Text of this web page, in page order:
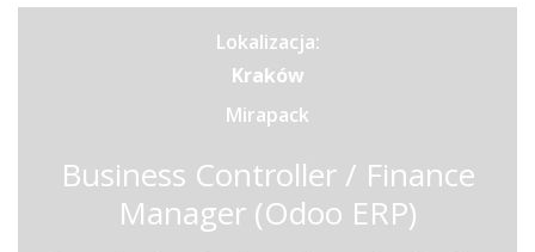
Lokalizacja:
Kraków
Mirapack
Business Controller / Finance
Manager (Odoo ERP)